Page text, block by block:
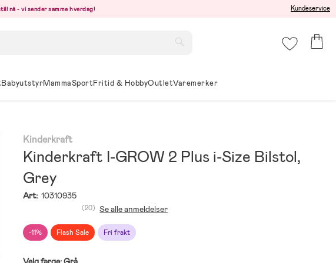
nå - vi sender samme hverdag! Kundeservice
BabyutstyrMammaSportFritid & HobbyOutletVaremerker
Kinderkraft
Kinderkraft I-GROW 2 Plus i-Size Bilstol,
Grey
Art: 10310935
-11% Flash Sale Fri frakt
(20) Se alle anmeldelser